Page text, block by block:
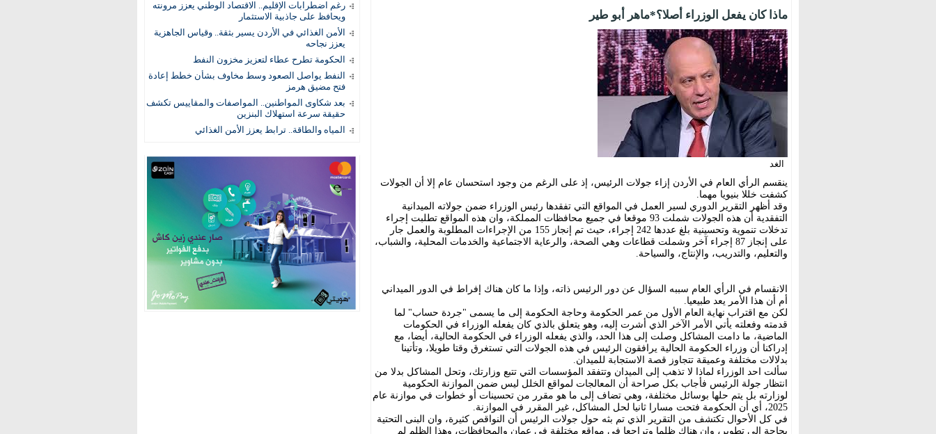
رغم اضطرابات الإقليم.. الاقتصاد الوطني يعزز مرونته
ويحافظ على جاذبية الاستثمار
الأمن الغذائي في الأردن يسير بثقة.. وقياس الجاهزية
يعزز نجاحه
الحكومة تطرح عطاء لتعزيز مخزون النفط
النفط يواصل الصعود وسط مخاوف بشأن خطط إعادة
فتح مضيق هرمز
بعد شكاوى المواطنين.. المواصفات والمقاييس تكشف
حقيقة سرعة استهلاك البنزين
المياه والطاقة.. ترابط يعزز الأمن الغذائي
ماذا كان يفعل الوزراء أصلا؟*ماهر أبو طير
الغد
ينقسم الرأي العام في الأردن إزاء جولات الرئيس، إذ على الرغم من وجود استحسان عام إلا أن الجولات
كشفت خللا بنيويا مهما.
وقد أظهر التقرير الدوري لسير العمل في المواقع التي تفقدها رئيس الوزراء ضمن جولاته الميدانية
التفقدية أن هذه الجولات شملت 93 موقعا في جميع محافظات المملكة، وان هذه المواقع تطلبت إجراء
تدخلات تنموية وتحسينية بلغ عددها 242 إجراء، حيث تم إنجاز 155 من الإجراءات المطلوبة والعمل جار
على إنجاز 87 إجراء آخر وشملت قطاعات وهي الصحة، والرعاية الاجتماعية والخدمات المحلية، والشباب،
والتعليم، والتدريب، والإنتاج، والسياحة.
الانقسام في الرأي العام سببه السؤال عن دور الرئيس ذاته، وإذا ما كان هناك إفراط في الدور الميداني
أم أن هذا الأمر يعد طبيعيا.
لكن مع اقتراب نهاية العام الأول من عمر الحكومة وحاجة الحكومة إلى ما يسمى "جردة حساب" لما
قدمته وفعلته يأتي الأمر الآخر الذي أشرت إليه، وهو يتعلق بالذي كان يفعله الوزراء في الحكومات
الماضية، ما دامت المشاكل وصلت إلى هذا الحد، والذي يفعله الوزراء في الحكومة الحالية، أيضا، مع
إدراكنا أن وزراء الحكومة الحالية يرافقون الرئيس في هذه الجولات التي تستغرق وقتا طويلا، وتأتينا
بدلالات مختلفة وعميقة تتجاوز قصة الاستجابة للميدان.
سألت احد الوزراء لماذا لا تذهب إلى الميدان وتتفقد المؤسسات التي تتبع وزارتك، وتحل المشاكل بدلا من
انتظار جولة الرئيس فأجاب بكل صراحة أن المعالجات لمواقع الخلل ليس ضمن الموازنة الحكومية
لوزارته بل يتم حلها بوسائل مختلفة، وهي تضاف إلى ما هو مقرر من تحسينات أو خطوات في موازنة عام
2025، أي أن الحكومة فتحت مسارا ثانيا لحل المشاكل، غير المقرر في الموازنة.
في كل الأحوال تكتشف من التقرير الذي تم بثه حول جولات الرئيس أن النواقص كثيرة، وان البنى التحتية
بحاجة إلى تطوير، وان هناك ظلما وتراجعا في مواقع مختلفة في عمان والمحافظات، وهذا الظلم لم